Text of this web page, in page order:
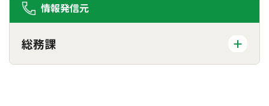
情報発信元
総務課